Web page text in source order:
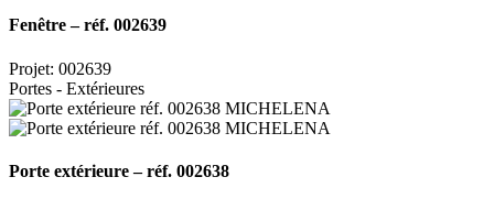
Fenêtre – réf. 002639
Projet: 002639
Portes - Extérieures
Porte extérieure – réf. 002638